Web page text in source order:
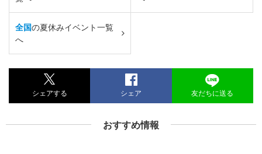
全国の夏休みイベント一覧
へ
シェアする シェア 友だちに送る
おすすめ情報